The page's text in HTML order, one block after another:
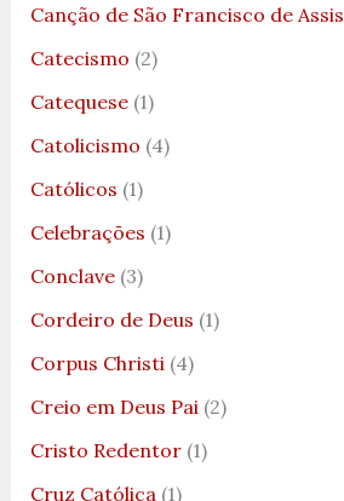
Canção de São Francisco de Assis
Catecismo (2)
Catequese(1)
Catolicismo (4)
Católicos (1)
Celebrações (1)
Conclave(3)
Cordeiro de Deus (1)
Corpus Christi(4)
Creio em Deus Pai(2)
Cristo Redentor(1)
Cruz Católica(1)